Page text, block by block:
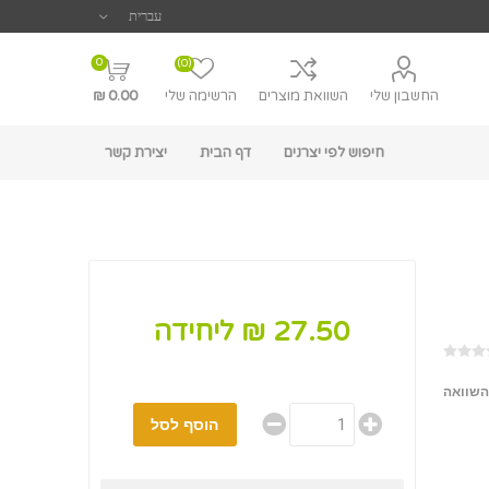
החשבון שלי השוואת מוצרים הרשימה שלי
(0)
0
0.00 ₪
חיפוש לפי יצרנים דף הבית יצירת קשר
27.50 ₪ ליחידה